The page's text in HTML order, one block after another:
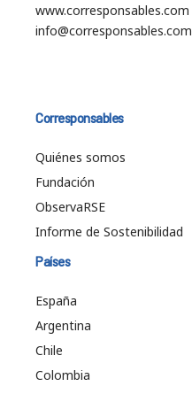
www.corresponsables.com
info@corresponsables.com
Corresponsables
Quiénes somos
Fundación
ObservaRSE
Informe de Sostenibilidad
Países
España
Argentina
Chile
Colombia